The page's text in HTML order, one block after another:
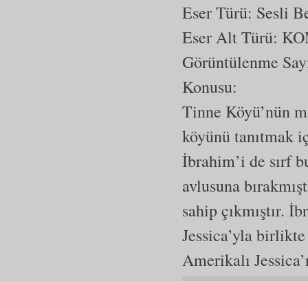
Eser Türü: Sesli
Eser Alt Türü:
Görüntülenme
Konusu:
Tinne Köyü’nün
köyünü tanıtmak
İbrahim’i de sırf
avlusuna
sahip çıkmıştır.
Jessica’yla
Amerikalı